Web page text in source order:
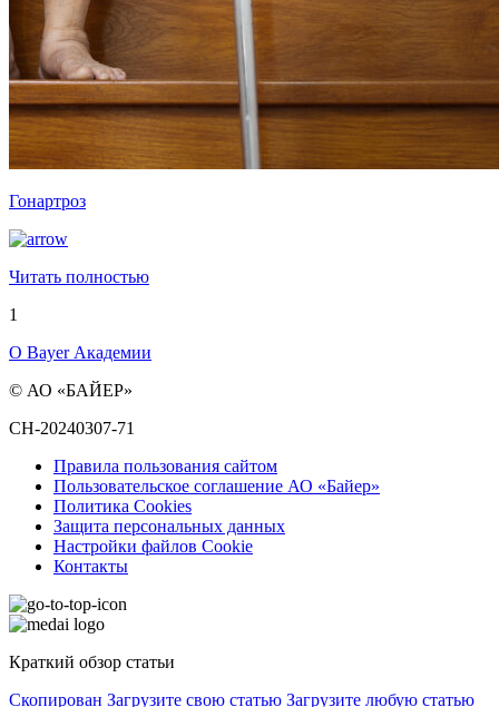
Гонартроз
Читать полностью
1
О Bayer Академии
© АО «БАЙЕР»
CH-20240307-71
Правила пользования сайтом
Пользовательское соглашение АО «Байер»
Политика Cookies
Защита персональных данных
Настройки файлов Cookie
Контакты
Краткий обзор статьи
Скопирован Загрузите свою статью Загрузите любую статью